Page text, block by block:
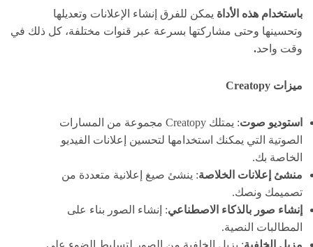
باستخدام هذه الأداة يمكن للفرق إنشاء الإعلانات وتعديلها
وتحسينها وحتى مشاركتها بسرعة عبر قنوات مختلفة، كل ذلك في
وقت واحد.
ميزات Creatopy
استوديو صوت
: يمتلك Creatopy مجموعة من المسارات
الصوتية التي يمكنك استخدامها لتحسين إعلانات الفيديو
الخاصة بك.
منشئ إعلانات الخلاصة: ينشئ صيغ إعلانية متعددة من
تصميمك ونصك.
إنشاء صور بالذكاء الاصطناعي: إنشاء الصور بناء على
المطالبات النصية.
مزيل الخلفية: يزيل الخلفية من الصور لتسليط الضوء على